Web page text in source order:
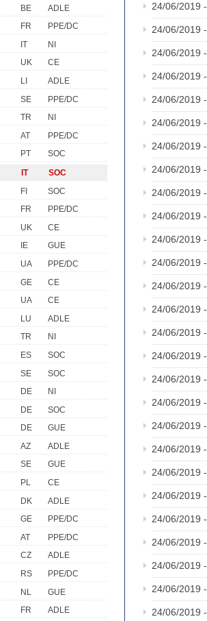
BE
ADLE
FR
PPE/DC
IT
NI
UK
CE
LI
ADLE
SE
PPE/DC
TR
NI
AT
PPE/DC
PT
SOC
IT
SOC
FI
SOC
FR
PPE/DC
UK
CE
IE
GUE
UA
PPE/DC
GE
CE
UA
CE
LU
ADLE
TR
NI
ES
SOC
SE
SOC
DE
NI
DE
SOC
DE
GUE
AZ
ADLE
SE
GUE
PL
CE
DK
ADLE
GE
PPE/DC
AT
PPE/DC
CZ
ADLE
RS
PPE/DC
NL
GUE
FR
ADLE
24/06/2019 -
24/06/2019 -
24/06/2019 -
24/06/2019 -
24/06/2019 -
24/06/2019 -
24/06/2019 -
24/06/2019 -
24/06/2019 -
24/06/2019 -
24/06/2019 -
24/06/2019 -
24/06/2019 -
24/06/2019 -
24/06/2019 -
24/06/2019 -
24/06/2019 -
24/06/2019 -
24/06/2019 -
24/06/2019 -
24/06/2019 -
24/06/2019 -
24/06/2019 -
24/06/2019 -
24/06/2019 -
24/06/2019 -
24/06/2019 -